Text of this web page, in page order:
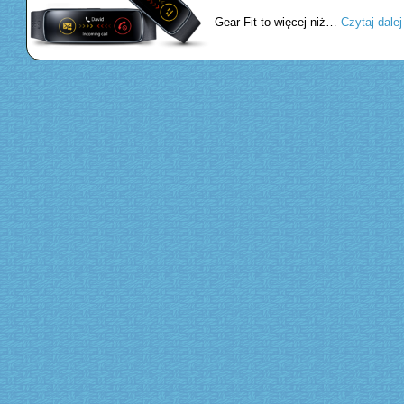
Gear Fit to więcej niż… Czytaj